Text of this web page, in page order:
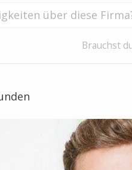
Brauchst